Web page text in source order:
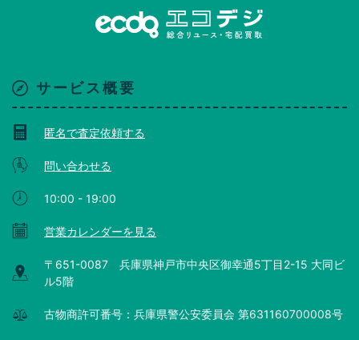
サービス概要
匿名で査定依頼する
問い合わせる
10:00 - 19:00
営業カレンダーを見る
〒651-0087 兵庫県神戸市中央区御幸通5丁目2-15 大同ビ
ル5階
古物商許可番号：兵庫県警公安委員会 第631160700008号